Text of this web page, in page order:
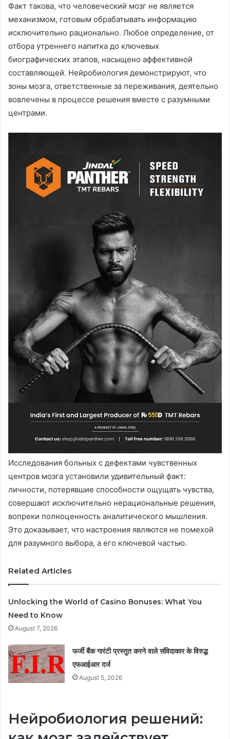
Факт такова, что человеческий мозг не является
механизмом, готовым обрабатывать информацию
исключительно рационально. Любое определение, от
отбора утреннего напитка до ключевых
биографических этапов, насыщено аффективной
составляющей. Нейробиология демонстрируют, что
зоны мозга, ответственные за переживания, деятельно
вовлечены в процессе решения вместе с разумными
центрами.
Исследования больных с дефектами чувственных
центров мозга установили удивительный факт:
личности, потерявшие способности ощущать чувства,
совершают исключительно нерациональные решения,
вопреки полноценность аналитического мышления.
Это доказывает, что настроения являются не помехой
для разумного выбора, а его ключевой частью.
Related Articles
Unlocking the World of Casino Bonuses: What You
Need to Know
August 7, 2026
फर्जी बैंक गारंटी प्रस्तुत करने वाले संविदाकार के विरुद्ध
एफआईआर दर्ज
August 5, 2026
Нейробиология решений: